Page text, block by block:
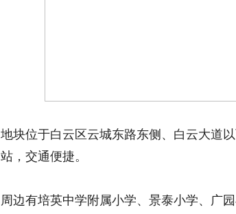
地块位于白云区云城东路东侧、白云大道
站，交通便捷。
周边有培英中学附属小学、景泰小学、广